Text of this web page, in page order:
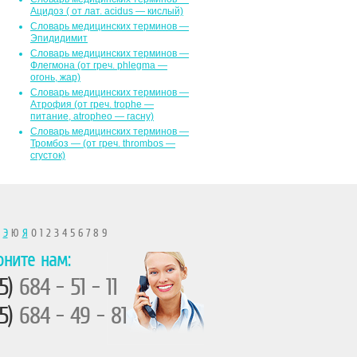
Ацидоз ( от лат. асidus — кислый)
Словарь медицинских терминов —
Эпидидимит
Словарь медицинских терминов —
Флегмона (от гpeч. phlegma —
огонь, жар)
Словарь медицинских терминов —
Атрофия (от греч. trophe —
питание, atropheo — гасну)
Словарь медицинских терминов —
Тромбоз — (от греч. thrombos —
сгусток)
ЭЮ Я 0 1 2 3 4 5 6 7 8 9
нам:
684 - 51 - 11
684 - 49 - 81